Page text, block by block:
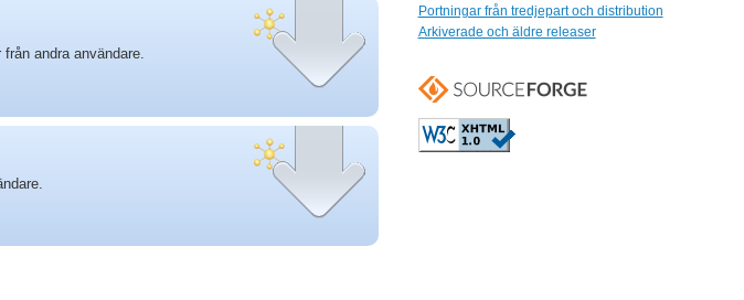
andra användare.
Portningar från tredjepart och distribution
Arkiverade och äldre releaser